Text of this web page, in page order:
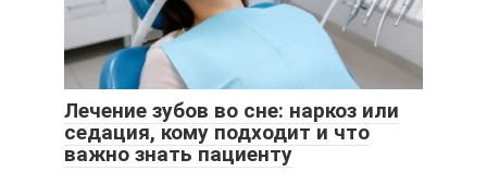
Лечение зубов во сне: наркоз или
седация, кому подходит и что
важно знать пациенту